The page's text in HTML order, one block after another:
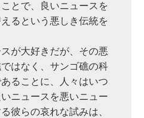
とで、良いニュースを
るという悪しき伝統を
が大好きだが、その悪
はなく、サンゴ礁の科
ることに、人々はいつ
ニュースを悪いニュー
彼らの哀れな試みは、